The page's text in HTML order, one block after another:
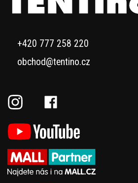
+420 777 258 220
obchod@tentino.cz